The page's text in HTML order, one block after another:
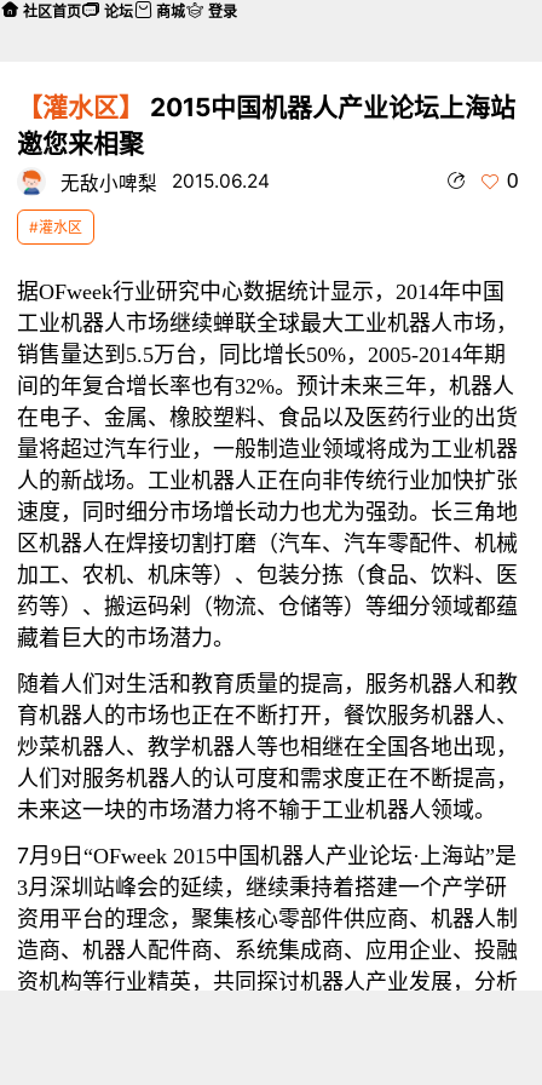
【灌水区】
2015中国机器人产业论坛上海站
邀您来相聚
无敌小啤梨 2015.06.24 0
#灌水区
据OFweek行业研究中心数据统计显示，2014年中国
工业机器人市场继续蝉联全球最大工业机器人市场，
销售量达到 5.5万台，同比增长50%，2005-2014年期
间的年复合增长率也有32%。预计未来三年，机器人
在电子、金属、橡胶塑料、食品以及医药行业的出货
量将超过汽车行业，一般制造业领域将成为工业机器
人的新战场。工业机器人正在向非传统行业加快扩张
速度，同时细分市场增长动力也尤为强劲。长三角地
区机器人在焊接切割打磨（汽车、汽车零配件、机械
加工、农机、机床等）、包装分拣（食品、饮料、医
药等）、搬运码剁（物流、仓储等）等细分领域都蕴
藏着巨大的市场潜力。
随着人们对生活和教育质量的提高，服务机器人和教
育机器人的市场也正在不断打开，餐饮服务机器人、
炒菜机器人、教学机器人等也相继在全国各地出现，
人们对服务机器人的认可度和需求度正在不断提高，
未来这一块的市场潜力将不输于工业机器人领域。
7月9 日“OFweek 2015中国机器人产业论坛· 上海站”是
3月深圳站峰会的延续，继续秉持着搭建一个产学研
资用平台的理念，聚集核心零部件供应商、机器人制
造商、机器人配件商、系统集成商、应用企业、投融
资机构等行业精英，共同探讨机器人产业发展，分析
社区首页 论坛 商城 登录